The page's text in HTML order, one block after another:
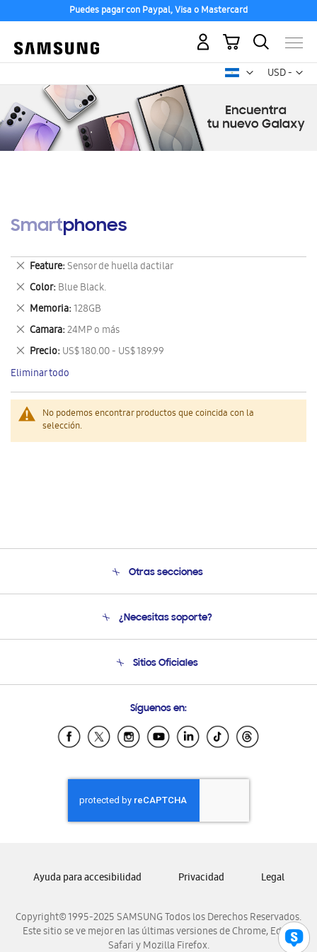
Puedes pagar con Paypal, Visa o Mastercard
USD -
dólar
Mi carrito
Smartphones
No podemos encontrar productos que coincida con la
selección.
Feature Sensor de huella dactilar
Eliminar
este
artículo
Color Blue Black.
Eliminar
este
artículo
Memoria 128GB
Eliminar
este
artículo
Camara 24MP o más
Eliminar
este
artículo
Precio US$ 180.00 - US$ 189.99
Eliminar
este
artículo
Eliminar todo
Otras secciones
Soporte
¿Necesitas soporte?
Soporte vía eMail
Sitios Oficiales
Samsung Ecuador
Samsung El Salvador
Samsung Honduras
Samsung Nicaragua
Samsung Panamá
Samsung Venezuela
Síguenos en:
Copyright© 1995-2025 SAMSUNG Todos los Derechos Reservados.
Este sitio se ve mejor en las últimas versiones de Chrome, Edge,
Safari y Mozilla Firefox.
Ayuda para accesibilidad Privacidad Legal